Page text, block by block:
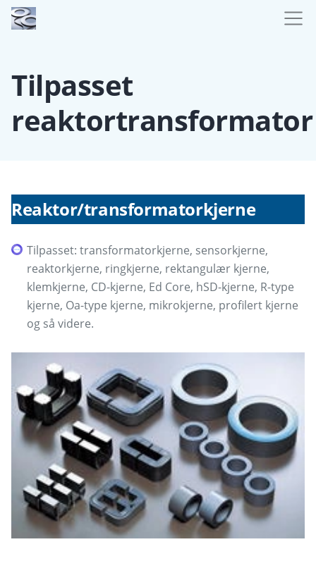
Tilpasset
reaktortransformator
Reaktor/transformatorkjerne
Tilpasset: transformatorkjerne, sensorkjerne,
reaktorkjerne, ringkjerne, rektangulær kjerne,
klemkjerne, CD-kjerne, Ed Core, hSD-kjerne, R-type
kjerne, Oa-type kjerne, mikrokjerne, profilert kjerne
og så videre.